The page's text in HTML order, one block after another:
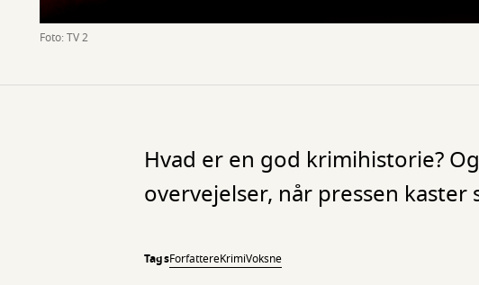
Foto: TV 2
Hvad er en god krimihistorie?
overvejelser, når pressen
TagsForfattereKrimiVoksne